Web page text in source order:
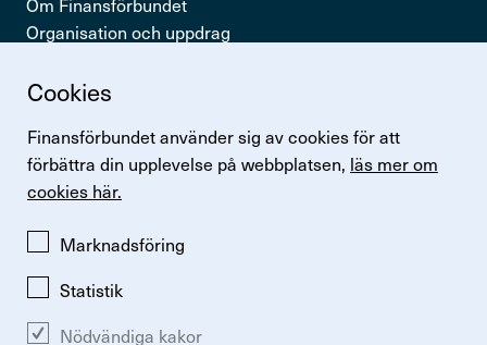
Cookies
Finansförbundet använder sig av cookies för att
förbättra din upplevelse på webbplatsen, läs mer om
cookies här.
Marknadsföring
Statistik
Nödvändiga kakor
Organisation och uppdrag
Snabb­länkar
Logga in
Lönestatistik
Finansförbundets kollektivavtal
Perspektiv
Ändra inställningar för kakor